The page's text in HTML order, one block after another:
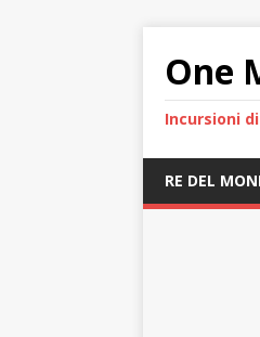
One
Incursioni
RE DEL